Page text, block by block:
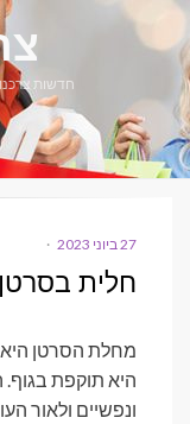
חדשות
POSTED
27 ביוני 2023
חלית
מחלת הסרטן
היא תוקפת בגוף.
ונפשיים ולאור